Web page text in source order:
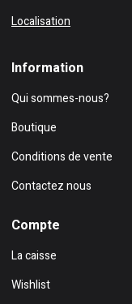
Localisation
Information
Qui sommes-nous?
Boutique
Conditions de vente
Contactez nous
Compte
La caisse
Wishlist